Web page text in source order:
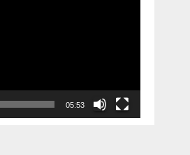
05:53